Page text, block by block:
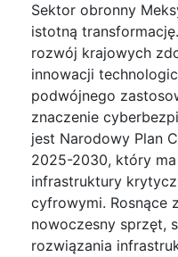
Sektor obronny
istotną
rozwój krajowych
innowacji
podwójnego
znaczenie
jest Narodowy Plan
2025-2030, który
infrastruktury
cyfrowymi. Rosnące
nowoczesny sprzęt,
rozwiązania